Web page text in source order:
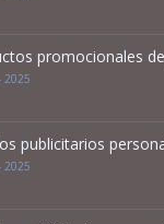
promocionales
2025
publicitarios
2025